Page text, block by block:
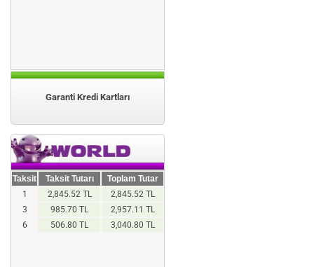
Garanti Kredi Kartları
Taksit Taksit Tutarı
Toplam Tutar
1
2,845.52 TL
2,845.52 TL
3
985.70 TL
2,957.11 TL
6
506.80 TL 3,040.80 TL